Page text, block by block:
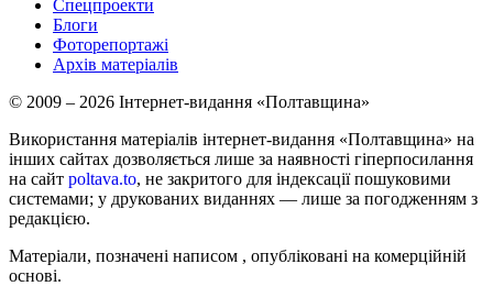
Спецпроекти
Блоги
Фоторепортажі
Архів матеріалів
© 2009 – 2026 Інтернет-видання «Полтавщина»
Використання матеріалів інтернет-видання «Полтавщина» на
інших сайтах дозволяється лише за наявності гіперпосилання
на сайт poltava.to, не закритого для індексації пошуковими
системами; у друкованих виданнях — лише за погодженням з
редакцією.
Матеріали, позначені написом , опубліковані на комерційній
основі.